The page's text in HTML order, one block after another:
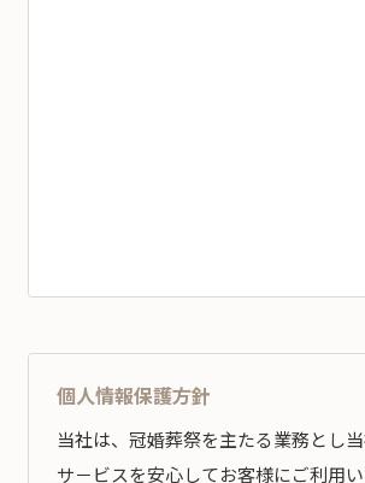
個人情報保護方針
当社は、冠婚葬祭を主たる業務とし
サ－ビスを安心してお客様にご利用